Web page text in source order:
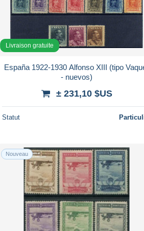
Livraison gratuite
España 1922-1930 Alfonso XIII (tipo
- nuevos)
± 231,10 $US
Statut
Nouveau